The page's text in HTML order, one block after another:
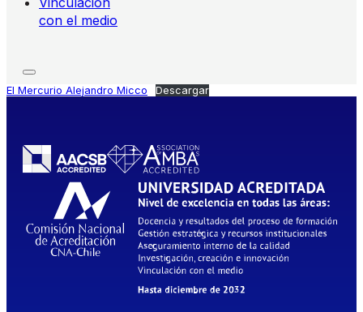
con el medio
El Mercurio Alejandro Micco Descargar